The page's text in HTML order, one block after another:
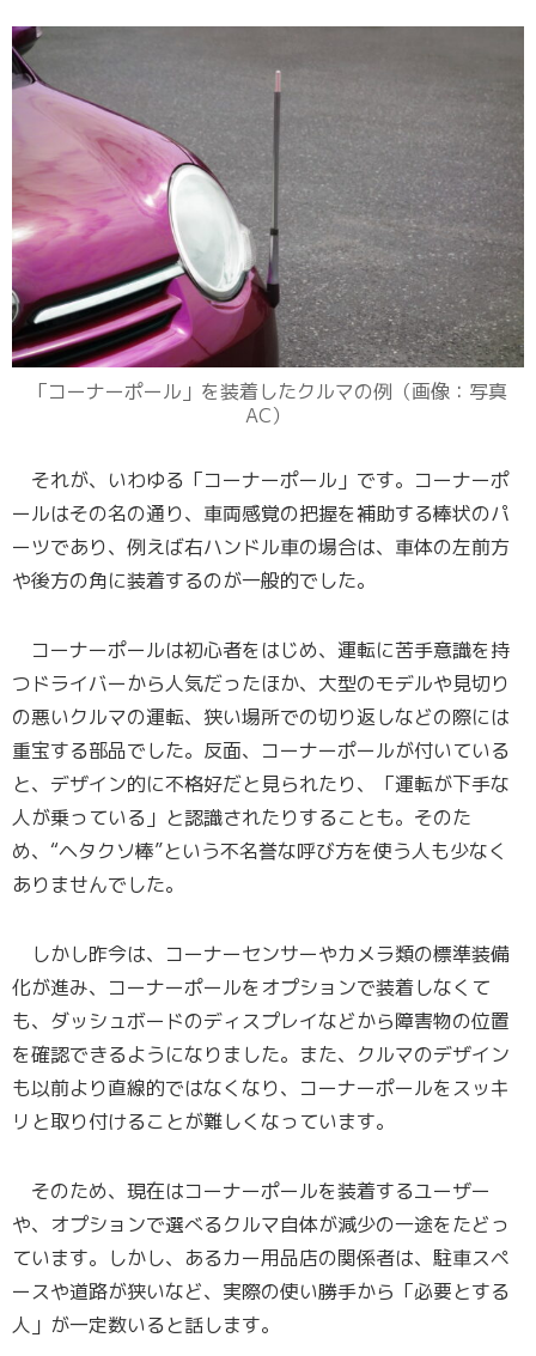
「コーナーポール」を装着したクルマの例（画像：写真
AC）
それが、いわゆる「コーナーポール」です。コーナーポ
ールはその名の通り、車両感覚の把握を補助する棒状のパ
ーツであり、例えば右ハンドル車の場合は、車体の左前方
や後方の角に装着するのが一般的でした。
コーナーポールは初心者をはじめ、運転に苦手意識を持
つドライバーから人気だったほか、大型のモデルや見切り
の悪いクルマの運転、狭い場所での切り返しなどの際には
重宝する部品でした。反面、コーナーポールが付いている
と、デザイン的に不格好だと見られたり、「運転が下手な
人が乗っている」と認識されたりすることも。そのた
め、“ヘタクソ棒”という不名誉な呼び方を使う人も少なく
ありませんでした。
しかし昨今は、コーナーセンサーやカメラ類の標準装備
化が進み、コーナーポールをオプションで装着しなくて
も、ダッシュボードのディスプレイなどから障害物の位置
を確認できるようになりました。また、クルマのデザイン
も以前より直線的ではなくなり、コーナーポールをスッキ
リと取り付けることが難しくなっています。
そのため、現在はコーナーポールを装着するユーザー
や、オプションで選べるクルマ自体が減少の一途をたどっ
ています。しかし、あるカー用品店の関係者は、駐車スペ
ースや道路が狭いなど、実際の使い勝手から「必要とする
人」が一定数いると話します。